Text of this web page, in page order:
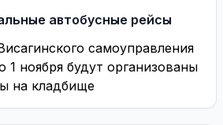
автобусные рейсы
самоуправления
1 ноября будут организованы
на кладбище